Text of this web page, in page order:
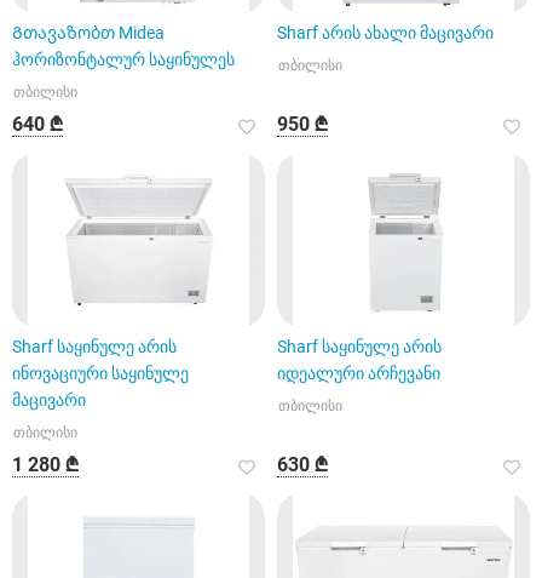
Გთავაზობთ Midea
ჰორიზონტალურ საყინულეს
თბილისი
640 ₾
Sharf არის ახალი მაცივარი
თბილისი
950 ₾
Sharf საყინულე არის
ინოვაციური საყინულე
მაცივარი
თბილისი
1 280 ₾
Sharf საყინულე არის
იდეალური არჩევანი
თბილისი
630 ₾